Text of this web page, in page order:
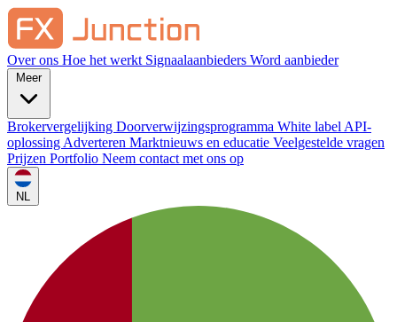
Over ons Hoe het werkt Signaalaanbieders Word aanbieder
Meer
Brokervergelijking Doorverwijzingsprogramma White label API-
oplossing Adverteren Marktnieuws en educatie Veelgestelde vragen
Prijzen Portfolio Neem contact met ons op
NL